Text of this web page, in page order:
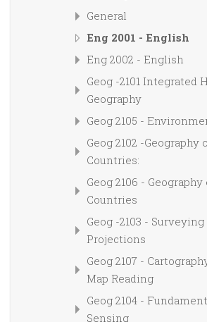
General
Eng 2001 - English
Eng 2002 - English
Geog -2101 Integrated
Geography
Geog 2105 -
Geog 2102 -
Countries:
Geog 2106 -
Countries
Geog -2103 -
Projections
Geog 2107 -
Map Reading
Geog 2104 -
Sensing